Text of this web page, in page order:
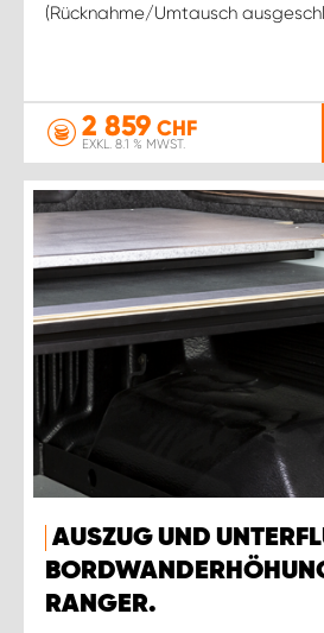
(Rücknahme/Umtausch
2 859 CHF
EXKL. 8.1 % MWST.
AUSZUG UND
RANGER.